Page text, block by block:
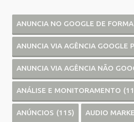
ANUNCIA NO GOOGLE DE
ANUNCIA VIA AGÊNCIA GOOGLE
ANUNCIA VIA AGÊNCIA NÃO
ANÁLISE E MONITORAMENTO
ANÚNCIOS (115) AUDIO